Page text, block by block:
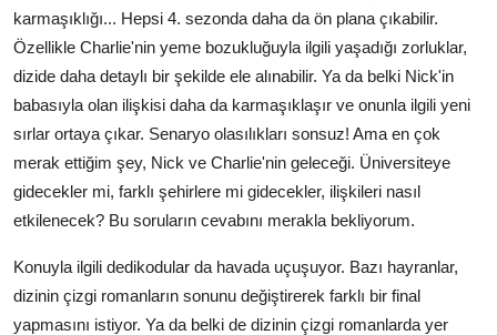
karmaşıklığı... Hepsi 4. sezonda daha da ön plana çıkabilir.
Özellikle Charlie'nin yeme bozukluğuyla ilgili yaşadığı zorluklar,
dizide daha detaylı bir şekilde ele alınabilir. Ya da belki Nick'in
babasıyla olan ilişkisi daha da karmaşıklaşır ve onunla ilgili yeni
sırlar ortaya çıkar. Senaryo olasılıkları sonsuz! Ama en çok
merak ettiğim şey, Nick ve Charlie'nin geleceği. Üniversiteye
gidecekler mi, farklı şehirlere mi gidecekler, ilişkileri nasıl
etkilenecek? Bu soruların cevabını merakla bekliyorum.
Konuyla ilgili dedikodular da havada uçuşuyor. Bazı hayranlar,
dizinin çizgi romanların sonunu değiştirerek farklı bir final
yapmasını istiyor. Ya da belki de dizinin çizgi romanlarda yer